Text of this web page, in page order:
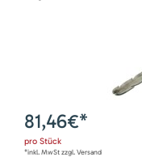
81,46€*
pro Stück
*inkl. MwSt zzgl. Versand